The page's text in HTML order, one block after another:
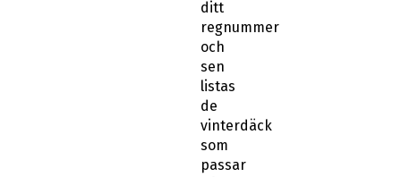
regnummer
och
sen
listas
de
vinterdäck
som
passar
på